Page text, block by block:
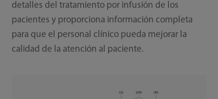
detalles del tratamiento por infusión de los
pacientes y proporciona información completa
para que el personal clínico pueda mejorar la
calidad de la atención al paciente.